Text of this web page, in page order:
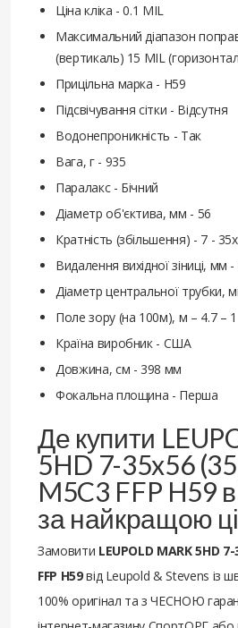
Ціна кліка - 0.1 MIL
Максимальний діапазон
(вертикаль) 15 MIL
Прицільна марка - H59
Підсвічування сітки - Відсутня
Водонепроникність - Так
Вага, г - 935
Паралакс - Бічний
Діаметр об'єктива, мм - 56
Кратність (збільшення) - 7 - 35х
Видалення вихідної зіниці, мм
Діаметр центральної трубки,
Поле зору (на 100м), м – 4.7 – 1
Країна виробник - США
Довжина, см - 398 мм
Фокальна площина - Перша
Де купити
5HD 7-35x56
M5C3 FFP H59 в
за найкращою
Замовити LEUPOLD MARK 5HD
FFP H59від Leupold & Stevens із
100% оригінал та з ЧЕСНОЮ